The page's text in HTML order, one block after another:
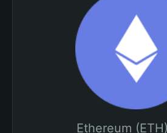
Ethereum